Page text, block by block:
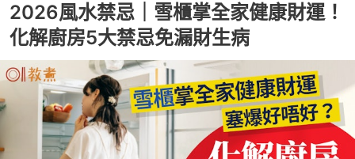
2026風水禁忌｜雪櫃掌全家健康財運！
化解廚房5大禁忌免漏財生病